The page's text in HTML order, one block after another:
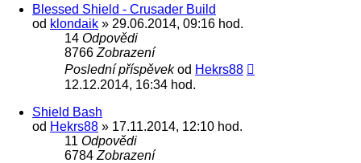
Blessed Shield - Crusader Build
od klondaik » 29.06.2014, 09:16 hod.
14 Odpovědi
8766 Zobrazení
Poslední příspěvekod Hekrs88
12.12.2014, 16:34 hod.
Shield Bash
od Hekrs88 » 17.11.2014, 12:10 hod.
11 Odpovědi
6784 Zobrazení